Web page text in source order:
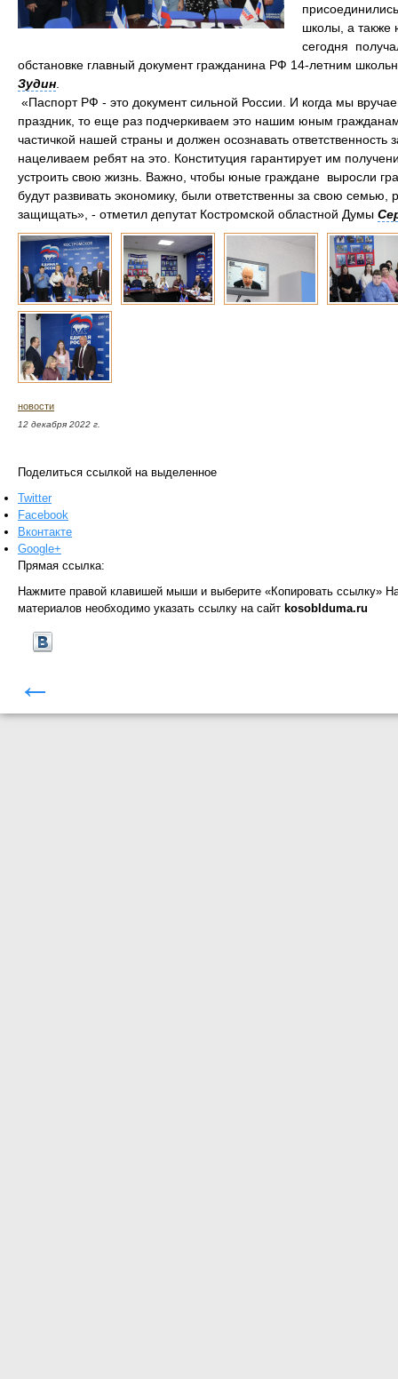
школы, а также
сегодня
обстановке главный документ гражданина РФ 14-летним
Зудин
«Паспорт РФ - это документ сильной России. И когда мы
праздник, то еще раз подчеркиваем это нашим юным
частичкой нашей страны и должен осознавать
нацеливаем ребят на это. Конституция гарантирует им
устроить свою жизнь. Важно, чтобы юные граждане выросли
будут развивать экономику, были ответственны за свою семью,
защищать», - отметил депутат Костромской областной Думы
новости
12 декабря 2022 г.
Поделиться ссылкой на выделенное
Twitter
Facebook
Вконтакте
Google+
Прямая ссылка:
Нажмите правой клавишей мыши и выберите «Копировать ссылку»
материалов необходимо указать ссылку на сайт kosoblduma.ru
←